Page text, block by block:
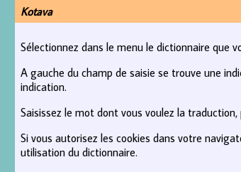
Kotava
Sélectionnez dans le menu le dictionnaire que
A gauche du champ de saisie se trouve une
indication.
Saisissez le mot dont vous voulez la
Si vous autorisez les cookies dans votre
utilisation du dictionnaire.